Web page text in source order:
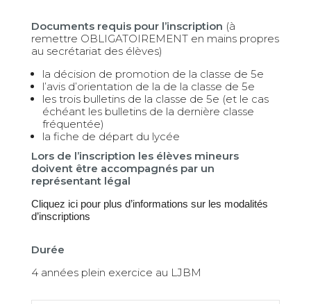
Documents requis pour l’inscription (à
remettre OBLIGATOIREMENT en mains propres
au secrétariat des élèves)
la décision de promotion de la classe de 5e
l’avis d’orientation de la de la classe de 5e
les trois bulletins de la classe de 5e (et le cas
échéant les bulletins de la dernière classe
fréquentée)
la fiche de départ du lycée
Lors de l’inscription les élèves mineurs
doivent être accompagnés par un
représentant légal
Cliquez ici pour plus d’informations sur les modalités
d’inscriptions
Durée
4 années plein exercice au LJBM